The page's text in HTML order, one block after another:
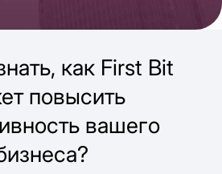
подробнее
Все возможности
как First Bit
повысить
вашего